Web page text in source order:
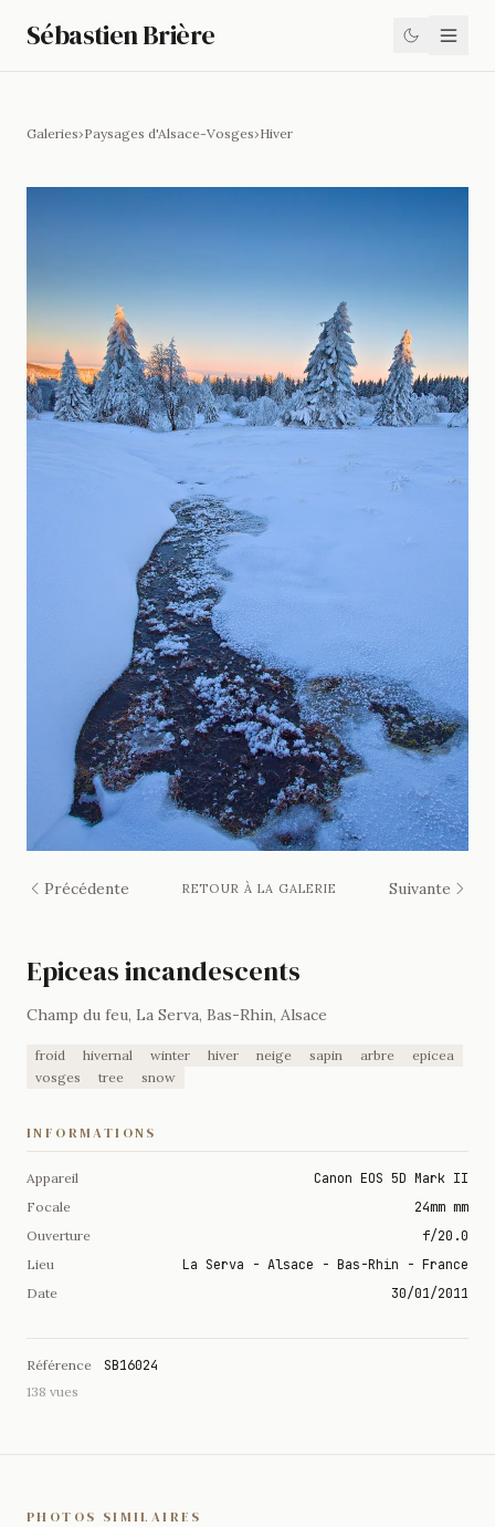
Sébastien Brière
Galeries›Paysages d'Alsace-Vosges›Hiver
Précédente RETOUR À LA GALERIE Suivante
Epiceas incandescents
Champ du feu, La Serva, Bas-Rhin, Alsace
froid hivernal winter hiver neige sapin arbre
epicea
vosges
tree snow
INFORMATIONS
Appareil Canon EOS 5D Mark II
Focale 24mm mm
Ouverture f/20.0
Lieu La Serva - Alsace - Bas-Rhin - France
Date 30/01/2011
Référence SB16024
138 vues
PHOTOS SIMILAIRES